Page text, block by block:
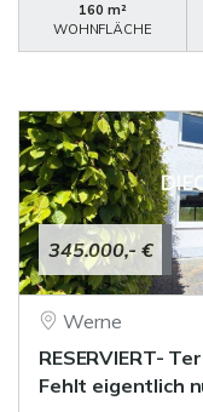
160 m²
WOHNFLÄCHE
345.000,- €
Werne
RESERVIERT-
Fehlt eigentlich